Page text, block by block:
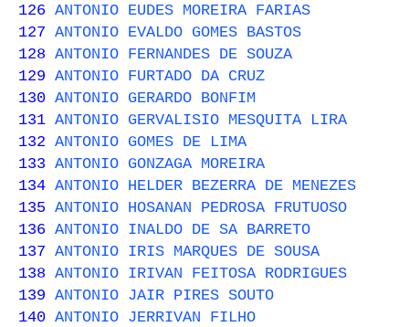
126 ANTONIO EUDES MOREIRA FARIAS
127 ANTONIO EVALDO GOMES BASTOS
128 ANTONIO FERNANDES DE SOUZA
129 ANTONIO FURTADO DA CRUZ
130 ANTONIO GERARDO BONFIM
131 ANTONIO GERVALISIO MESQUITA LIRA
132 ANTONIO GOMES DE LIMA
133 ANTONIO GONZAGA MOREIRA
134 ANTONIO HELDER BEZERRA DE MENEZES
135 ANTONIO HOSANAN PEDROSA FRUTUOSO
136 ANTONIO INALDO DE SA BARRETO
137 ANTONIO IRIS MARQUES DE SOUSA
138 ANTONIO IRIVAN FEITOSA RODRIGUES
139 ANTONIO JAIR PIRES SOUTO
140 ANTONIO JERRIVAN FILHO